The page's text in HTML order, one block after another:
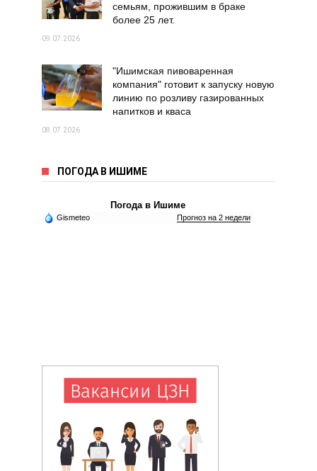
семьям, прожившим в браке
более 25 лет.
09.07.2026
"Ишимская пивоваренная
компания" готовит к запуску новую
линию по розливу газированных
напитков и кваса
08.07.2026
ПОГОДА В ИШИМЕ
Погода в Ишиме
Gismeteo Прогноз на 2 недели